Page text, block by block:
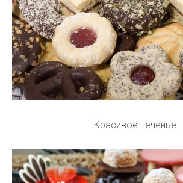
Красивое печенье